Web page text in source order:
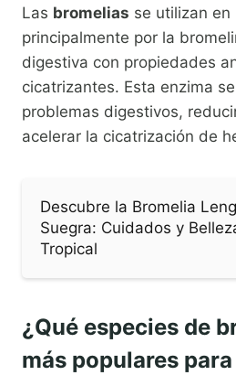
Las bromelias se utilizan
principalmente por la
digestiva con propiedades
cicatrizantes. Esta enzima
problemas digestivos,
acelerar la cicatrización de
Descubre la Bromelia
Suegra: Cuidados y
Tropical
¿Qué especies de
más populares